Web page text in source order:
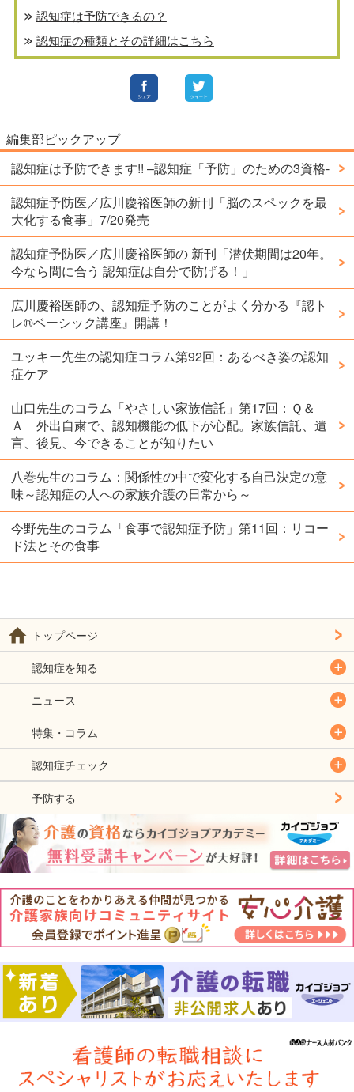
認知症は予防できるの？
認知症の種類とその詳細はこちら
編集部ピックアップ
認知症は予防できます!! –認知症「予防」のための3資格-
認知症予防医／広川慶裕医師の新刊「脳のスペックを最
大化する食事」7/20発売
認知症予防医／広川慶裕医師の 新刊「潜伏期間は20年。
今なら間に合う 認知症は自分で防げる！」
広川慶裕医師の、認知症予防のことがよく分かる『認ト
レ®️ベーシック講座』開講！
ユッキー先生の認知症コラム第92回：あるべき姿の認知
症ケア
山口先生のコラム「やさしい家族信託」第17回：Ｑ＆
Ａ 外出自粛で、認知機能の低下が心配。家族信託、遺
言、後見、今できることが知りたい
八巻先生のコラム：関係性の中で変化する自己決定の意
味～認知症の人への家族介護の日常から～
今野先生のコラム「食事で認知症予防」第11回：リコー
ド法とその食事
トップページ
認知症を知る
ニュース
特集・コラム
認知症チェック
予防する